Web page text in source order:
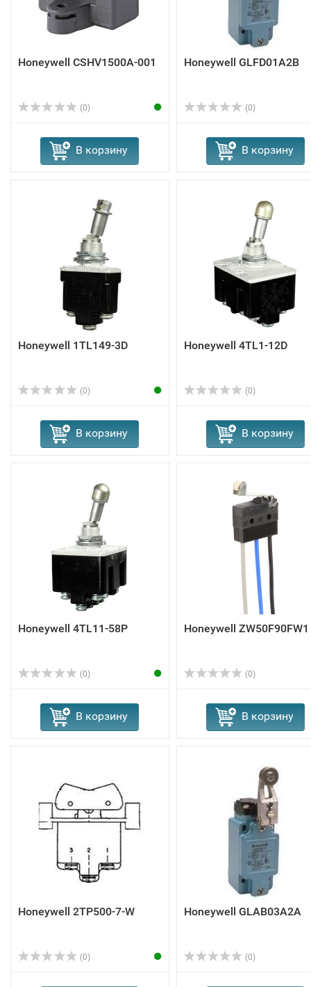
Honeywell CSHV1500A-001
(0)
В корзину
Honeywell GLFD01A2B
(0)
В корзину
Honeywell 1TL149-3D
(0)
В корзину
Honeywell 4TL1-12D
(0)
В корзину
Honeywell 4TL11-58P
(0)
В корзину
Honeywell ZW50F90FW1
(0)
В корзину
Honeywell 2TP500-7-W
(0)
Honeywell GLAB03A2A
(0)